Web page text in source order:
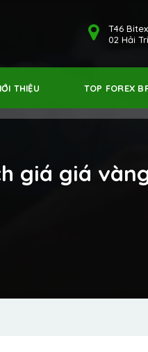
T46
02 Hải
THIỆU TOP FOREX
giá giá